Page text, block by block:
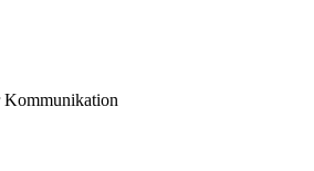
Kommunikation